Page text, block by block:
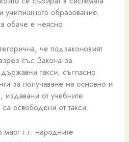
училищното образование.
обаче е неясно.
че подзаконовият
със Закона за
такси, съгласно
за получаване на основно и
от учебните
освободени от такси.
т.г. народните